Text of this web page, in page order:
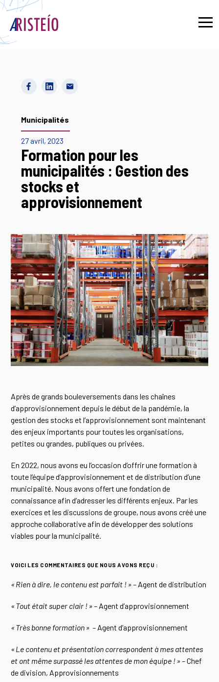
Municipalités
27 avril, 2023
Formation pour les
municipalités : Gestion des
stocks et
approvisionnement
Après de grands bouleversements dans les chaînes
d’approvisionnement depuis le début de la pandémie, la
gestion des stocks et l’approvisionnement sont maintenant
des enjeux importants pour toutes les organisations,
petites ou grandes, publiques ou privées.
En 2022, nous avons eu l’occasion d’offrir une formation à
toute l’équipe d’approvisionnement et de distribution d’une
municipalité. Nous avons offert une fondation de
connaissance afin d’adresser les différents enjeux. Par les
exercices et les discussions de groupe, nous avons créé une
approche collaborative afin de développer des solutions
viables pour la municipalité.
VOICI LES COMMENTAIRES QUE NOUS AVONS REÇU :
« Rien à dire, le contenu est parfait ! » – Agent de distribution
« Tout était super clair ! » – Agent d’approvisionnement
« Très bonne formation » – Agent d’approvisionnement
« Le contenu et présentation correspondent à mes attentes
et ont même surpassé les attentes de mon équipe ! » –Chef
de division, Approvisionnements